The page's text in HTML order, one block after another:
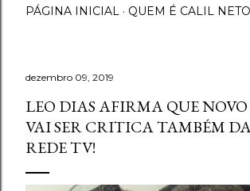
PÁGINA INICIAL QUEM É CALIL
dezembro 09, 2019
LEO DIAS AFIRMA QUE
VAI SER CRITICA TAMBÉM
REDE TV!